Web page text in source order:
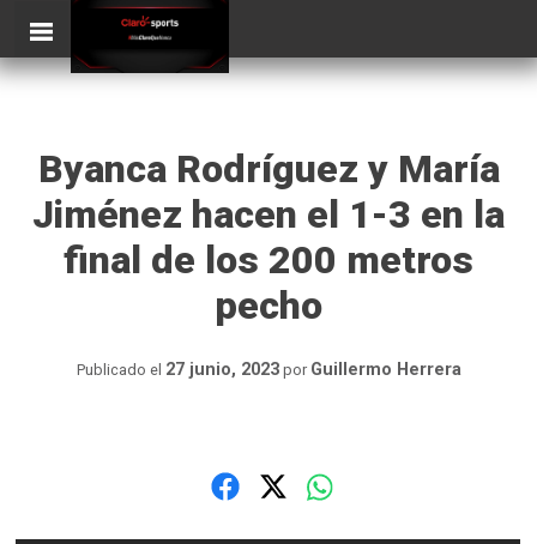
content
ClaroSports
Más Claro que nunca
Byanca Rodríguez y María
Jiménez hacen el 1-3 en la
final de los 200 metros
pecho
Publicado el 27 junio, 2023por Guillermo Herrera